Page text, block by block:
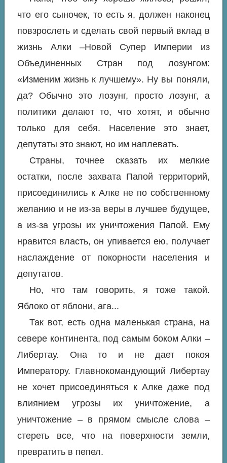
что его сыночек, то есть я, должен наконец
повзрослеть и сделать свой первый вклад в
жизнь Алки –Новой Супер Империи из
Объединенных Стран под лозунгом:
«Изменим жизнь к лучшему». Ну вы поняли,
да? Обычно это лозунг, просто лозунг, а
политики делают то, что хотят, и обычно
только для себя. Население это знает,
депутаты это знают, но им наплевать.
Страны, точнее сказать их мелкие
остатки, после захвата Папой территорий,
присоединились к Алке не по собственному
желанию и не из-за веры в лучшее будущее,
а из-за угрозы их уничтожения Папой. Ему
нравится власть, он упивается ею, получает
наслаждение от покорности населения и
депутатов.
Но, что там говорить, я тоже такой.
Яблоко от яблони, ага...
Так вот, есть одна маленькая страна, на
севере континента, под самым боком Алки –
Либертау. Она то и не дает покоя
Императору. Главнокомандующий Либертау
не хочет присоединяться к Алке даже под
влиянием угрозы их уничтожение, а
уничтожение – в прямом смысле слова –
стереть все, что на поверхности земли,
превратить в пепел.